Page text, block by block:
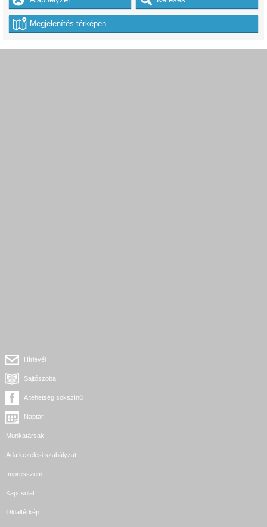
Hírlevél
Sajtószoba
A tehetség sokszínű
Naptár
Munkatársak
Adatkezelési szabályzat
Impresszum
Kapcsolat
Oldaltérkép